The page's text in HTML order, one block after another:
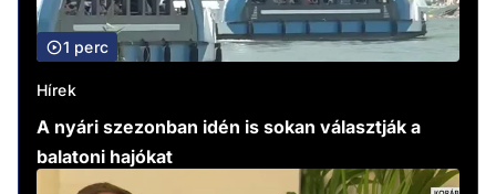
1 perc
Hírek
A nyári szezonban idén is sokan választják a
balatoni hajókat